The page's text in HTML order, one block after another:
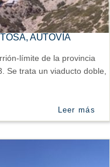
AUTOVÍA
límite de la provincia
Se trata un viaducto doble,
Leer más